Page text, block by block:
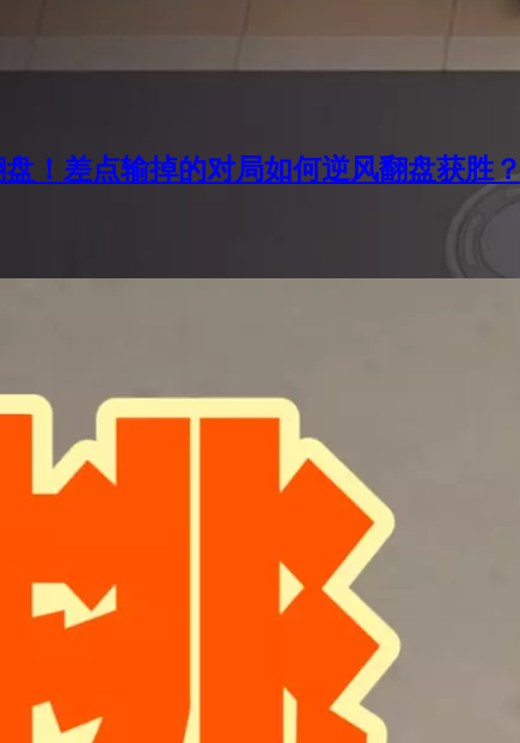
！差点输掉的对局如何逆风翻盘获胜？